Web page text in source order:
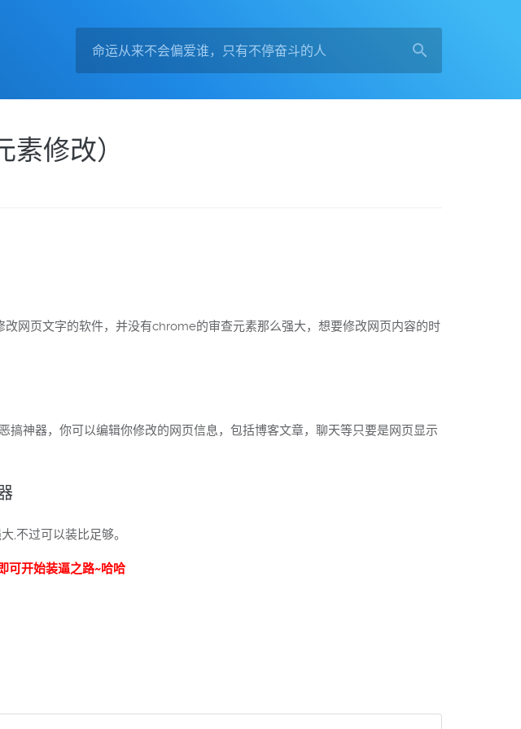
修改）
网页文字的软件，并没有chrome的审查元素那么强大，想要修改网页内容的时
神器，你可以编辑你修改的网页信息，包括博客文章，聊天等只要是网页显示
,不过可以装比足够。
可开始装逼之路~哈哈